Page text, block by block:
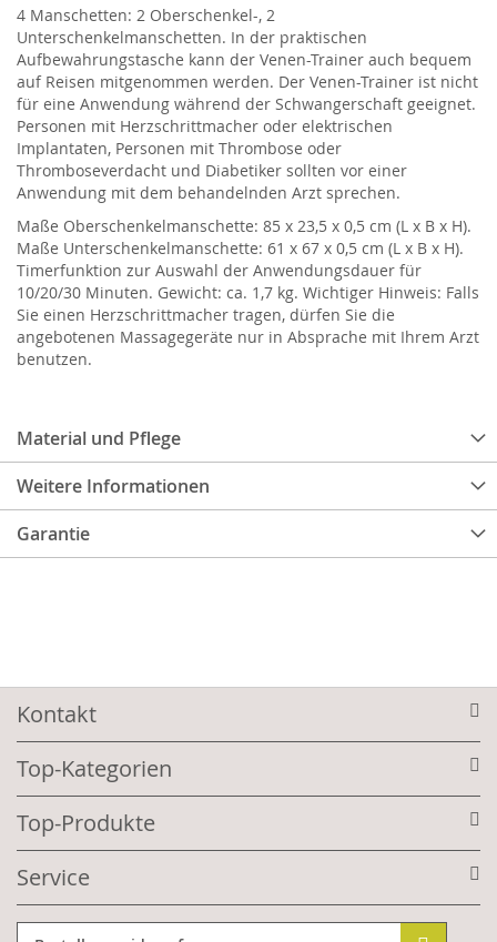
Material und Pflege
Weitere Informationen
Garantie
4 Manschetten: 2 Oberschenkel-, 2
Unterschenkelmanschetten. In der praktischen
Aufbewahrungstasche kann der Venen-Trainer auch bequem
auf Reisen mitgenommen werden. Der Venen-Trainer ist nicht
für eine Anwendung während der Schwangerschaft geeignet.
Personen mit Herzschrittmacher oder elektrischen
Implantaten, Personen mit Thrombose oder
Thromboseverdacht und Diabetiker sollten vor einer
Anwendung mit dem behandelnden Arzt sprechen.
Maße Oberschenkelmanschette: 85 x 23,5 x 0,5 cm (L x B x H).
Maße Unterschenkelmanschette: 61 x 67 x 0,5 cm (L x B x H).
Timerfunktion zur Auswahl der Anwendungsdauer für
10/20/30 Minuten. Gewicht: ca. 1,7 kg. Wichtiger Hinweis: Falls
Sie einen Herzschrittmacher tragen, dürfen Sie die
angebotenen Massagegeräte nur in Absprache mit Ihrem Arzt
benutzen.
Kontakt
Top-Kategorien
Top-Produkte
Service